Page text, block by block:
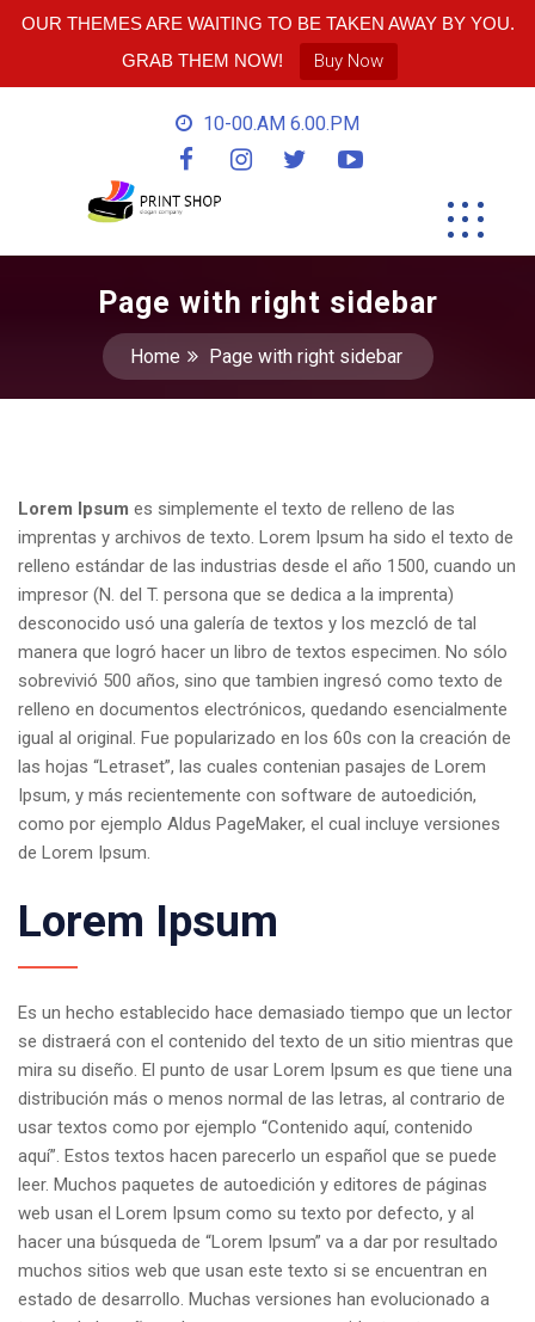
OUR THEMES ARE WAITING TO BE TAKEN AWAY BY YOU.
GRAB THEM NOW!
Buy Now
10-00.AM 6.00.PM
Page with right sidebar
Home Page with right sidebar
Lorem Ipsum es simplemente el texto de relleno de las
imprentas y archivos de texto. Lorem Ipsum ha sido el texto de
relleno estándar de las industrias desde el año 1500, cuando un
impresor (N. del T. persona que se dedica a la imprenta)
desconocido usó una galería de textos y los mezcló de tal
manera que logró hacer un libro de textos especimen. No sólo
sobrevivió 500 años, sino que tambien ingresó como texto de
relleno en documentos electrónicos, quedando esencialmente
igual al original. Fue popularizado en los 60s con la creación de
las hojas “Letraset”, las cuales contenian pasajes de Lorem
Ipsum, y más recientemente con software de autoedición,
como por ejemplo Aldus PageMaker, el cual incluye versiones
de Lorem Ipsum.
Lorem Ipsum
Es un hecho establecido hace demasiado tiempo que un lector
se distraerá con el contenido del texto de un sitio mientras que
mira su diseño. El punto de usar Lorem Ipsum es que tiene una
distribución más o menos normal de las letras, al contrario de
usar textos como por ejemplo “Contenido aquí, contenido
aquí”. Estos textos hacen parecerlo un español que se puede
leer. Muchos paquetes de autoedición y editores de páginas
web usan el Lorem Ipsum como su texto por defecto, y al
hacer una búsqueda de “Lorem Ipsum” va a dar por resultado
muchos sitios web que usan este texto si se encuentran en
estado de desarrollo. Muchas versiones han evolucionado a